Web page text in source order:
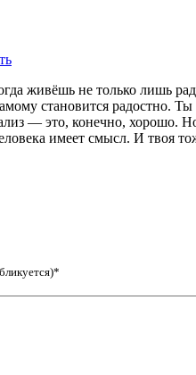
живёшь не только лишь
становится радостно.
— это, конечно, хорошо.
имеет смысл. И твоя